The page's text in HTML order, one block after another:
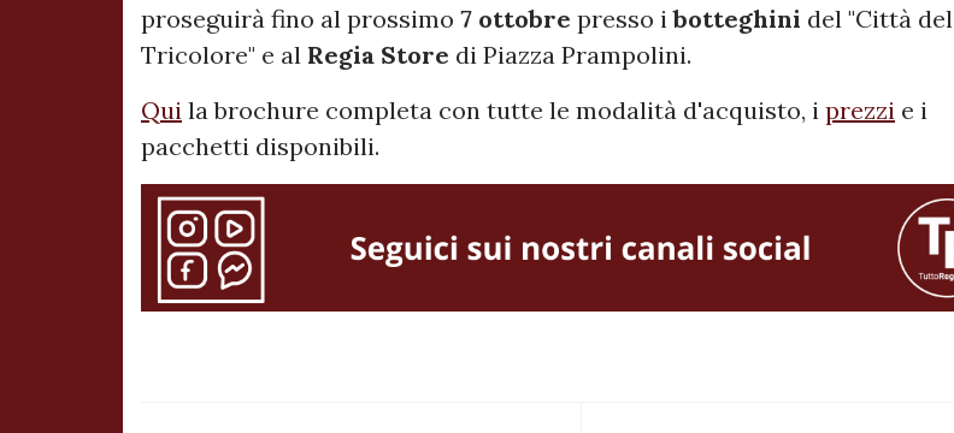
proseguirà fino al prossimo 7 ottobre presso ibotteghini del "Città del
Tricolore" e al Regia Store di Piazza Prampolini.
Qui la brochure completa con tutte le modalità d'acquisto, i prezzi e i
pacchetti disponibili.